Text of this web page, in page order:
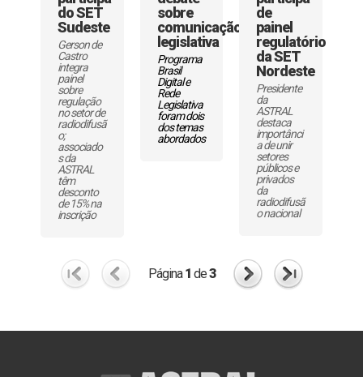
do SET
Sudeste
Gerson de
Castro
integra
painel
sobre
regulação
no setor de
radiodifusã
o;
associado
s da
ASTRAL
têm
desconto
de 15% na
inscrição
sobre
comunicação
legislativa
Programa
Brasil
Digital e
Rede
Legislativa
foram dois
dos temas
abordados
de
painel
regulatório
da SET
Nordeste
Presidente
da
ASTRAL
destaca
importânci
a de unir
setores
públicos e
privados
da
radiodifusã
o nacional
Página1 de3